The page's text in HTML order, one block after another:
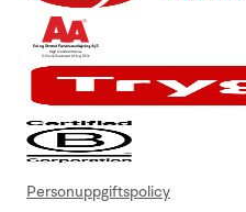
Personuppgiftspolicy